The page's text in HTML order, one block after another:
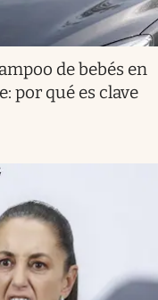
de bebés en
por qué es clave